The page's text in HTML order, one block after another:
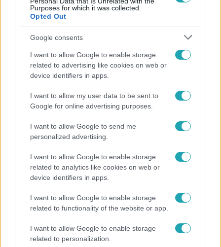
Purposes for which it was collected.
Opted Out
Google consents
I want to allow Google to enable storage
related to advertising like cookies on web or
device identifiers in apps.
I want to allow my user data to be sent to
Google for online advertising purposes.
I want to allow Google to send me
personalized advertising.
I want to allow Google to enable storage
related to analytics like cookies on web or
device identifiers in apps.
I want to allow Google to enable storage
related to functionality of the website or app.
I want to allow Google to enable storage
related to personalization.
2022. május 28. 11:56
Tizenhatezer utcabállal ünneplik II. Erzsébet
Az utcákra tódulnak az elmúlt két évben nagyrészt az
otthonaikba zárt angolok.
2022. május 3. 5:30
Egy csaló férkőzött II. Erzsébet testőrségébe